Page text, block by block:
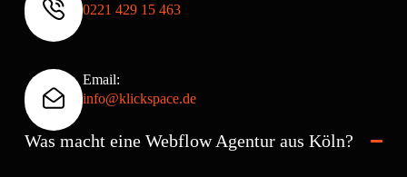
0221 429 15 463
Email:
info@klickspace.de
Was macht eine Webflow Agentur aus Köln?